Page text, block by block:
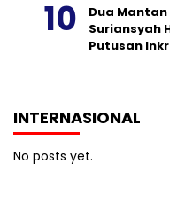
Dua
Suriansyah
Putusan
INTERNASIONAL
No posts yet.